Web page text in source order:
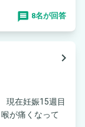
8名が回答
navigate_next
現在妊娠15週目